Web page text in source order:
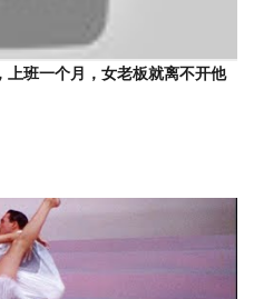
上班一个月，女老板就离不开他